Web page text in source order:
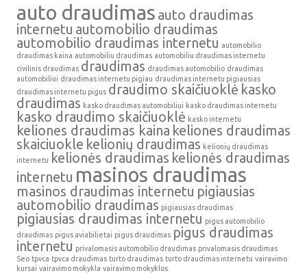
auto draudimas auto draudimas
internetu automobilio draudimas
automobilio draudimas internetu automobilio
draudimas kaina automobiliu draudimas automobiliu draudimas internetu
civilinis draudimas draudimas draudimas automobilio draudimas
automobiliui draudimas internetu pigiau draudimas internetu pigiausias
draudimas internetu pigus draudimo skaičiuoklė kasko
draudimas kasko draudimas automobiliui kasko draudimas internetu
kasko draudimo skaičiuoklė kasko internetu
keliones draudimas kaina keliones draudimas
skaiciuokle kelionių draudimas kelionių draudimas
internetu
kelionės draudimas kelionės draudimas
internetu masinos draudimas
masinos draudimas internetu pigiausias
automobilio draudimas pigiausias draudimas
pigiausias draudimas internetu pigus automobilio
draudimas pigus aviabilietai pigus draudimas pigus draudimas
internetu privalomasis automobilio draudimas privalomasis draudimas
Seo tpvca tpvca draudimas turto draudimas turto draudimas internetu vairavimo
kursai vairavimo mokykla vairavimo mokyklos